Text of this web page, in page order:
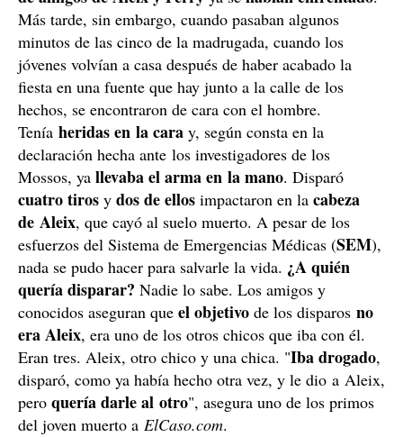
Más tarde, sin embargo, cuando pasaban algunos
minutos de las cinco de la madrugada, cuando los
jóvenes volvían a casa después de haber acabado la
fiesta en una fuente que hay junto a la calle de los
hechos, se encontraron de cara con el hombre.
Tenía heridas en la cara y, según consta en la
declaración hecha ante los investigadores de los
Mossos, ya llevaba el arma en la mano. Disparó
cuatro tiros y dos de ellos impactaron en la cabeza
de Aleix, que cayó al suelo muerto. A pesar de los
esfuerzos del Sistema de Emergencias Médicas (SEM),
nada se pudo hacer para salvarle la vida. ¿A quién
quería disparar? Nadie lo sabe. Los amigos y
conocidos aseguran que el objetivo de los disparos no
era Aleix, era uno de los otros chicos que iba con él.
Eran tres. Aleix, otro chico y una chica. "Iba drogado,
disparó, como ya había hecho otra vez, y le dio a Aleix,
pero quería darle al otro", asegura uno de los primos
del joven muerto a ElCaso.com.